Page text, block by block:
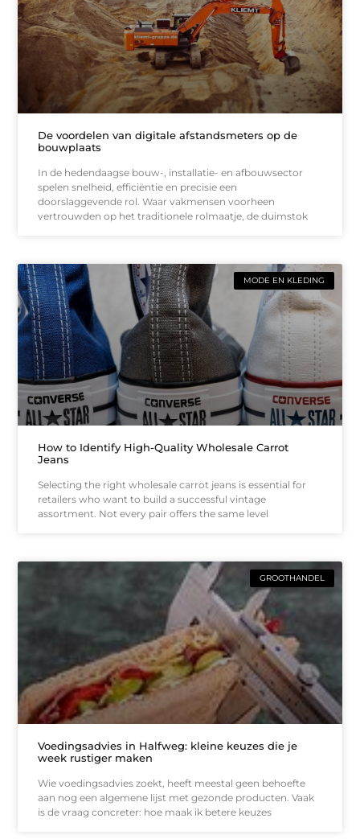
De voordelen van digitale afstandsmeters op de
bouwplaats
In de hedendaagse bouw-, installatie- en afbouwsector
spelen snelheid, efficiëntie en precisie een
doorslaggevende rol. Waar vakmensen voorheen
vertrouwden op het traditionele rolmaatje, de duimstok
MODE EN KLEDING
How to Identify High-Quality Wholesale Carrot
Jeans
Selecting the right wholesale carrot jeans is essential for
retailers who want to build a successful vintage
assortment. Not every pair offers the same level
GROOTHANDEL
Voedingsadvies in Halfweg: kleine keuzes die je
week rustiger maken
Wie voedingsadvies zoekt, heeft meestal geen behoefte
aan nog een algemene lijst met gezonde producten. Vaak
is de vraag concreter: hoe maak ik betere keuzes